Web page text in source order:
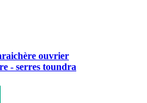
ouvrier
- serres toundra